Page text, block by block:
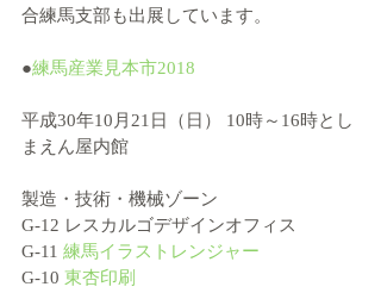
合練馬支部も出展しています。
●練馬産業見本市2018
平成30年10月21日（日） 10時～16時とし
まえん屋内館
製造・技術・機械ゾーン
G-12 レスカルゴデザインオフィス
G-11 練馬イラストレンジャー
G-10 東杏印刷